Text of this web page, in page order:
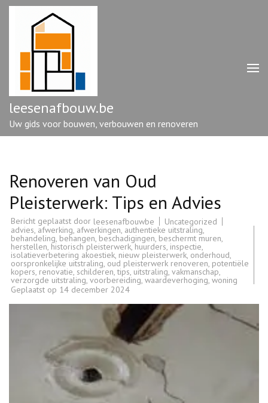
Ga
enter)
leesenafbouw.be
Uw gids voor bouwen, verbouwen en renoveren
Renoveren van Oud
Pleisterwerk: Tips en Advies
Bericht geplaatst door leesenafbouwbe
Uncategorized
advies, afwerking, afwerkingen, authentieke uitstraling,
behandeling, behangen, beschadigingen, beschermt muren,
herstellen, historisch pleisterwerk,huurders, inspectie,
isolatieverbetering akoestiek, nieuw pleisterwerk, onderhoud,
oorspronkelijke uitstraling, oud pleisterwerk renoveren, potentiële
kopers, renovatie, schilderen,tips, uitstraling, vakmanschap,
verzorgde uitstraling, voorbereiding, waardeverhoging, woning
Geplaatst op 14 december 2024